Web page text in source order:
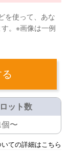
を使って、あな
。※画像は一例
ット数
個〜
ての詳細はこちら